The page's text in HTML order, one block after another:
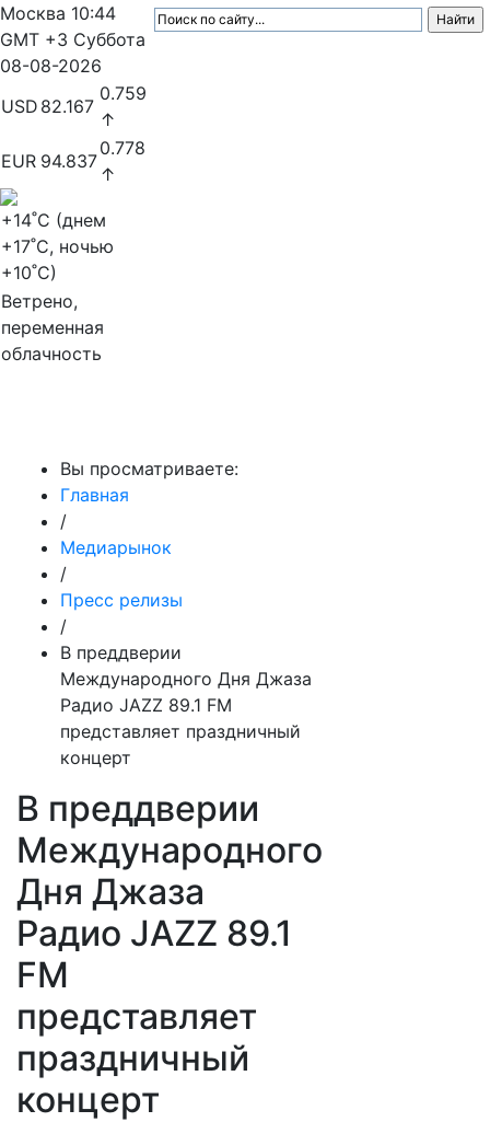
Москва 10:44
GMT +3 Суббота
08-08-2026
USD 82.167
0.759
↑
EUR 94.837
0.778
↑
+14˚C (днем
+17˚C, ночью
+10˚C)
Ветрено,
переменная
облачность
Вы просматриваете:
Главная
/
Медиарынок
/
Пресс релизы
/
В преддверии
Международного Дня Джаза
Радио JAZZ 89.1 FM
представляет праздничный
концерт
В преддверии
Международного
Дня Джаза
Радио JAZZ 89.1
FM
представляет
праздничный
концерт